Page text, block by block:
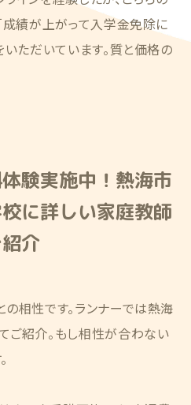
成績が上がって入学金免除に
ただいています。質と価格の
験実施中！熱海市
に詳しい家庭教師
介
相性です。ランナーでは熱海
ご紹介。もし相性が合わない